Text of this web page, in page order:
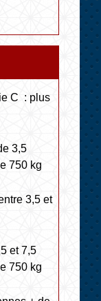
C : plus
3,5
750 kg
3,5 et
et 7,5
750 kg